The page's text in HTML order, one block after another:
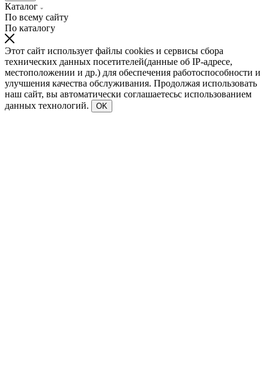
Каталог
По всему сайту
По каталогу
Этот сайт использует файлы cookies и сервисы сбора
технических данных посетителей(данные об IP-адресе,
местоположении и др.) для обеспечения работоспособности и
улучшения качества обслуживания. Продолжая использовать
наш сайт, вы автоматически соглашаетесьс использованием
данных технологий.
OK